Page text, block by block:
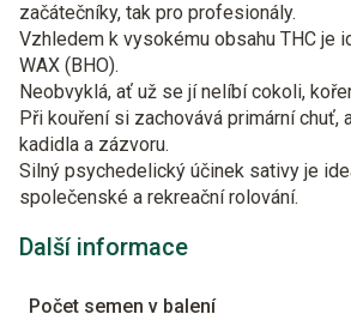
začátečníky, tak pro profesionály.
Vzhledem k vysokému obsahu THC je
WAX (BHO).
Neobvyklá, ať už se jí nelíbí cokoli,
Při kouření si zachovává primární chuť,
kadidla a zázvoru.
Silný psychedelický účinek sativy je
společenské a rekreační rolování.
Další informace
Počet semen v balení